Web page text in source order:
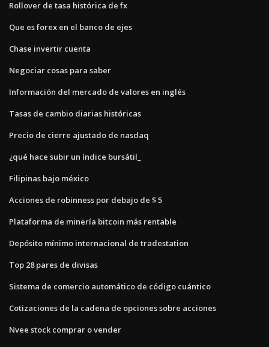
Rollover de tasa histórica de fx
Que es forex en el banco de ejes
Chase invertir cuenta
Negociar cosas para saber
Información del mercado de valores en inglés
Tasas de cambio diarias históricas
Precio de cierre ajustado de nasdaq
¿qué hace subir un índice bursátil_
Filipinas bajo méxico
Acciones de robinness por debajo de $ 5
Plataforma de minería bitcoin más rentable
Depósito mínimo internacional de tradestation
Top 28 pares de divisas
Sistema de comercio automático de código cuántico
Cotizaciones de la cadena de opciones sobre acciones
Nvee stock comprar o vender